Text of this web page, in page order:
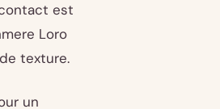
est
Loro
texture.
un